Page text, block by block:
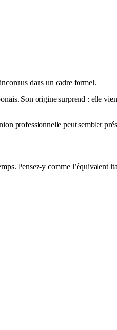
dans un cadre formel.
Son origine surprend : elle
professionnelle peut sembler
Pensez-y comme l’équivalent